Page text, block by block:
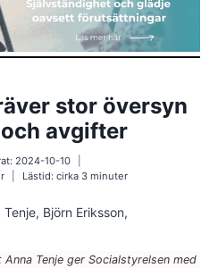
stor översyn
avgifter
2024-10-10
Lästid: cirka 3minuter
Tenje ger Socialstyrelsen med